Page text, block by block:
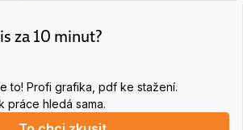
za 10 minut?
to! Profi grafika, pdf ke stažení.
práce hledá sama.